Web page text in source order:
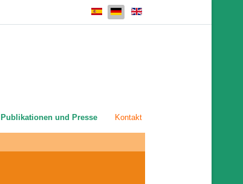
Sprache auswählen
Publikationen und Presse Kontakt